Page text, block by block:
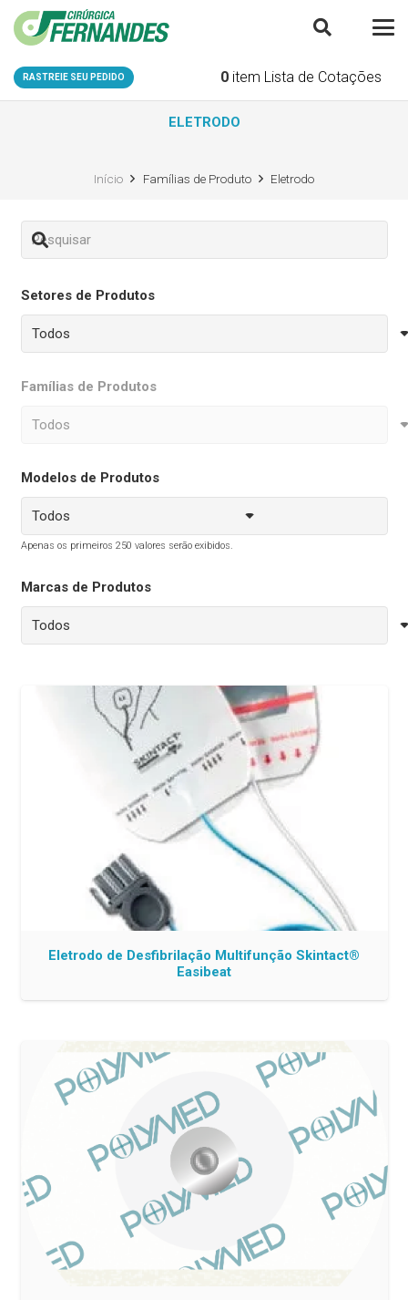
RASTREIE SEU PEDIDO 0 item Lista de Cotações
ELETRODO
Início Famílias de Produto Eletrodo
Setores de Produtos
Famílias de Produtos
Modelos de Produtos
Apenas os primeiros 250 valores serão exibidos.
Marcas de Produtos
Eletrodo de Desfibrilação Multifunção Skintact®
Easibeat